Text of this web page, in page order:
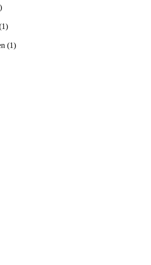
)
1)
(1)
individuelle Anfertigung